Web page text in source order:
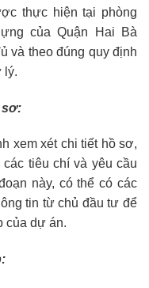
thực hiện tại phòng
của Quận Hai Bà
và theo đúng quy định
lý.
sơ:
xem xét chi tiết hồ sơ,
tiêu chí và yêu cầu
này, có thể có các
tin từ chủ đầu tư để
của dự án.